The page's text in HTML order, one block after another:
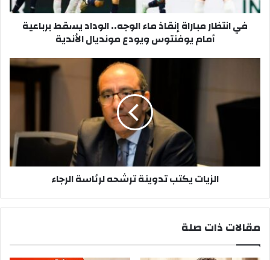
في انتظار مباراة إنقاذ ماء الوجه.. الوداد يسقط برباعية
أمام يوفنتوس ويودع مونديال الأندية
الزيات يكتب تدوينة ترشحه لرئاسة الرجاء
مقالات ذات صلة